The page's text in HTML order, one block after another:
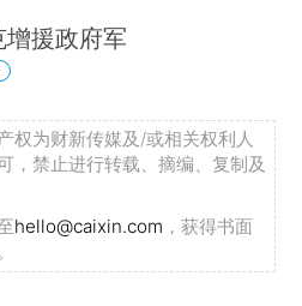
援政府军
权为财新传媒及/或相关权利人
，禁止进行转载、摘编、复制及
hello@caixin.com ，获得书面